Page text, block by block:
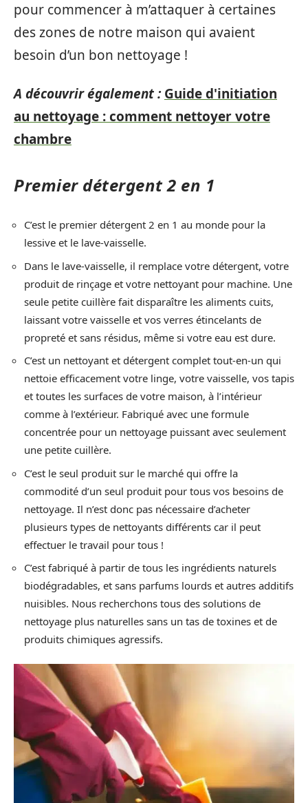
pour commencer à m’attaquer à certaines
des zones de notre maison qui avaient
besoin d’un bon nettoyage !
A découvrir également : Guide d'initiation
au nettoyage : comment nettoyer votre
chambre
Premier détergent 2 en 1
C’est le premier détergent 2 en 1 au monde pour la
lessive et le lave-vaisselle.
Dans le lave-vaisselle, il remplace votre détergent, votre
produit de rinçage et votre nettoyant pour machine. Une
seule petite cuillère fait disparaître les aliments cuits,
laissant votre vaisselle et vos verres étincelants de
propreté et sans résidus, même si votre eau est dure.
C’est un nettoyant et détergent complet tout-en-un qui
nettoie efficacement votre linge, votre vaisselle, vos tapis
et toutes les surfaces de votre maison, à l’intérieur
comme à l’extérieur. Fabriqué avec une formule
concentrée pour un nettoyage puissant avec seulement
une petite cuillère.
C’est le seul produit sur le marché qui offre la
commodité d’un seul produit pour tous vos besoins de
nettoyage. Il n’est donc pas nécessaire d’acheter
plusieurs types de nettoyants différents car il peut
effectuer le travail pour tous !
C’est fabriqué à partir de tous les ingrédients naturels
biodégradables, et sans parfums lourds et autres additifs
nuisibles. Nous recherchons tous des solutions de
nettoyage plus naturelles sans un tas de toxines et de
produits chimiques agressifs.